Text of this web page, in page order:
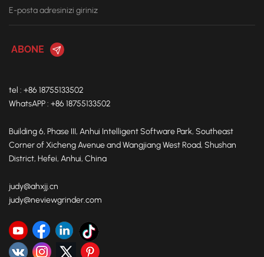
tel : +86 18755133502
WhatsAPP : +86 18755133502
Building 6, Phase III, Anhui Intelligent Software Park, Southeast
Corner of Xicheng Avenue and Wangjiang West Road, Shushan
District, Hefei, Anhui, China
judy@ahxjj.cn
judy@neviewgrinder.com